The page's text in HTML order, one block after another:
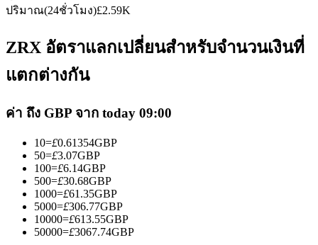
เพลิดเพลินกับการแบ่งปันผลกำไรและค่าคอมมิชชั่นการคัด
ลอกการซื้อขาย
ปริมาณ(24ชั่วโมง)£2.59K
ZRX อัตราแลกเปลี่ยนสำหรับจำนวนเงินที่
แตกต่างกัน
ค่า ถึง GBP จาก today 09:00
10=£0.61354GBP
50=£3.07GBP
100=£6.14GBP
500=£30.68GBP
1000=£61.35GBP
5000=£306.77GBP
10000=£613.55GBP
50000=£3067.74GBP